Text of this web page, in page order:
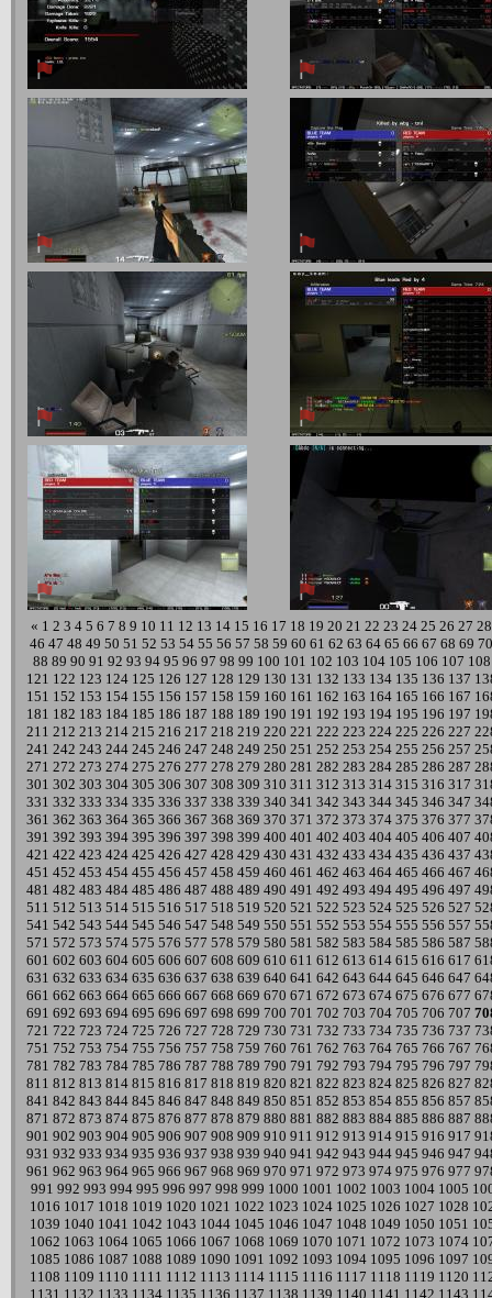
« 1 2 3 4 5 6 7 8 9 10 11 12 13 14 15 16 17 18 19 20 21 22 23 24 25 26 27 28
46 47 48 49 50 51 52 53 54 55 56 57 58 59 60 61 62 63 64 65 66 67 68 69 70
88 89 90 91 92 93 94 95 96 97 98 99 100 101 102 103 104 105 106 107 108
121 122 123 124 125 126 127 128 129 130 131 132 133 134 135 136 137
151 152 153 154 155 156 157 158 159 160 161 162 163 164 165 166 167
181 182 183 184 185 186 187 188 189 190 191 192 193 194 195 196 197
211 212 213 214 215 216 217 218 219 220 221 222 223 224 225 226 227
241 242 243 244 245 246 247 248 249 250 251 252 253 254 255 256 257
271 272 273 274 275 276 277 278 279 280 281 282 283 284 285 286 287
301 302 303 304 305 306 307 308 309 310 311 312 313 314 315 316 317
331 332 333 334 335 336 337 338 339 340 341 342 343 344 345 346 347
361 362 363 364 365 366 367 368 369 370 371 372 373 374 375 376 377
391 392 393 394 395 396 397 398 399 400 401 402 403 404 405 406 407
421 422 423 424 425 426 427 428 429 430 431 432 433 434 435 436 437
451 452 453 454 455 456 457 458 459 460 461 462 463 464 465 466 467
481 482 483 484 485 486 487 488 489 490 491 492 493 494 495 496 497
511 512 513 514 515 516 517 518 519 520 521 522 523 524 525 526 527
541 542 543 544 545 546 547 548 549 550 551 552 553 554 555 556 557
571 572 573 574 575 576 577 578 579 580 581 582 583 584 585 586 587
601 602 603 604 605 606 607 608 609 610 611 612 613 614 615 616 617
631 632 633 634 635 636 637 638 639 640 641 642 643 644 645 646 647
661 662 663 664 665 666 667 668 669 670 671 672 673 674 675 676 677
691 692 693 694 695 696 697 698 699 700 701 702 703 704 705 706 707
721 722 723 724 725 726 727 728 729 730 731 732 733 734 735 736 737
751 752 753 754 755 756 757 758 759 760 761 762 763 764 765 766 767
781 782 783 784 785 786 787 788 789 790 791 792 793 794 795 796 797
811 812 813 814 815 816 817 818 819 820 821 822 823 824 825 826 827
841 842 843 844 845 846 847 848 849 850 851 852 853 854 855 856 857
871 872 873 874 875 876 877 878 879 880 881 882 883 884 885 886 887
901 902 903 904 905 906 907 908 909 910 911 912 913 914 915 916 917
931 932 933 934 935 936 937 938 939 940 941 942 943 944 945 946 947
961 962 963 964 965 966 967 968 969 970 971 972 973 974 975 976 977
991 992 993 994 995 996 997 998 999 1000 1001 1002 1003 1004 1005
1016 1017 1018 1019 1020 1021 1022 1023 1024 1025 1026 1027 1028
1039 1040 1041 1042 1043 1044 1045 1046 1047 1048 1049 1050 1051
1062 1063 1064 1065 1066 1067 1068 1069 1070 1071 1072 1073 1074
1085 1086 1087 1088 1089 1090 1091 1092 1093 1094 1095 1096 1097
1108 1109 1110 1111 1112 1113 1114 1115 1116 1117 1118 1119 1120
1131 1132 1133 1134 1135 1136 1137 1138 1139 1140 1141 1142 1143